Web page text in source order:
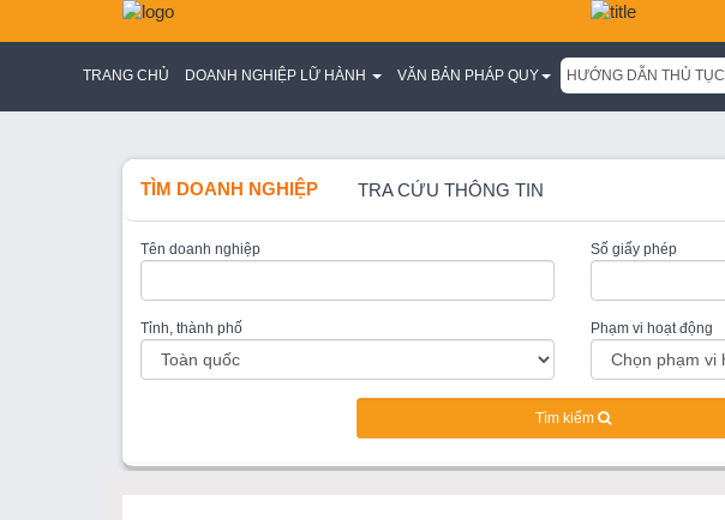
TRANG CHỦ DOANH NGHIỆP LỮ HÀNH VĂN BẢN PHÁP QUY HƯỚNG DẪN THỦ TỤC
TÌM DOANH NGHIỆP TRA CỨU THÔNG TIN
Tên doanh nghiệp Số giấy phép
Tỉnh, thành phố Phạm vi hoạt động
Tìm kiếm